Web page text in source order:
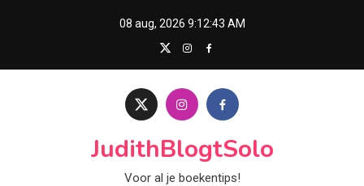
08 aug, 2026 9:12:44 AM
JudithBlogtSolo
Voor al je boekentips!